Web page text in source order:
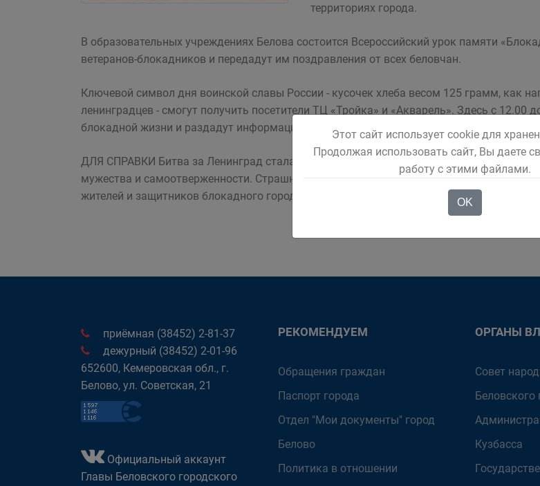
территориях города.
В образовательных учреждениях Белова состоится Всероссийский урок памяти
ветеранов-блокадников и передадут им поздравления от всех беловчан.
Ключевой символ дня воинской славы России - кусочек хлеба весом 125 грамм, как
ленинградцев - смогут получить посетители ТЦ «Тройка» и «Акварель». Здесь с 12.00
блокадной жизни и раздадут информационные листовки.
ДЛЯ СПРАВКИ Битва за Ленинград стала одним из важнейших и самым
мужества и самоотверженности. Страшный голод, холод, постоянные
жителей и защитников блокадного города.
#блокадныйхлебБелово
приёмная (38452) 2-81-37
дежурный (38452) 2-01-96
652600, Кемеровская обл., г.
Белово, ул. Советская, 21
Официальный аккаунт
Главы Беловского городского
РЕКОМЕНДУЕМ
Обращения граждан
Паспорт города
Отдел "Мои документы" город
Белово
Политика в отношении
ОРГАНЫ
Совет
Беловского
Кузбасса
Этот сайт использует cookie для
Продолжая использовать сайт, Вы даете
работу с этими файлами.
OK